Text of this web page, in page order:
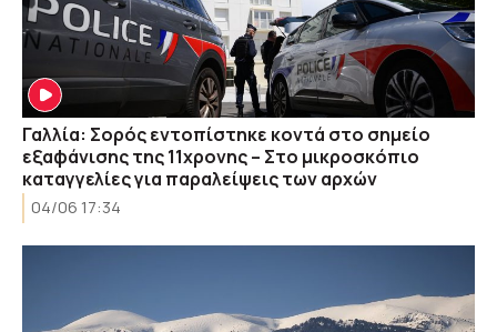
Γαλλία: Σορός εντοπίστηκε κοντά στο σημείο
εξαφάνισης της 11χρονης – Στο μικροσκόπιο
καταγγελίες για παραλείψεις των αρχών
04/06 17:34